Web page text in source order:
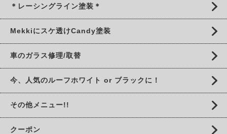
＊レーシングライン塗装＊
Mekkiにスケ透けCandy塗装
車のガラス修理/取替
今、人気のルーフホワイト or ブラックに！
その他メニュー!!
クーポン